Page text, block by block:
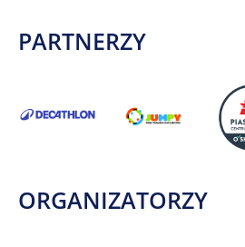
PARTNERZY
ORGANIZATORZY